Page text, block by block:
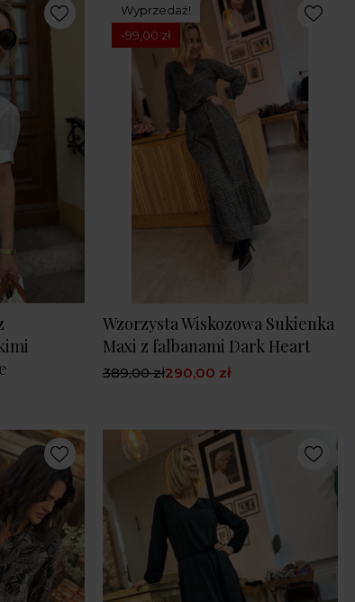
Wyprzedaż!
-99,00 zł
Wzorzysta Wiskozowa Sukienka
Maxi z falbanami Dark Heart
389,00 zł290,00 zł